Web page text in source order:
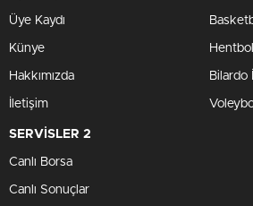
Üye Kaydı
Künye
Hakkımızda
İletişim
Bilardo
SERVİSLER 2
Canlı Borsa
Canlı Sonuçlar